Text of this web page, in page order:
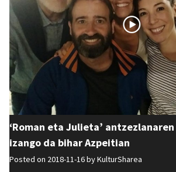
‘Roman eta Julieta’
izango da bihar Azpeitian
Posted on 2018-11-16 byKulturSharea